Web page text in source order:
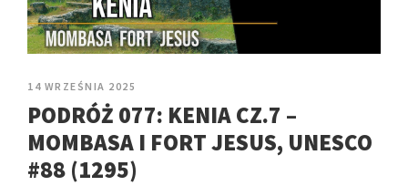
14 WRZEŚNIA 2025
PODRÓŻ 077: KENIA CZ.7 –
MOMBASA I FORT JESUS, UNESCO
#88 (1295)